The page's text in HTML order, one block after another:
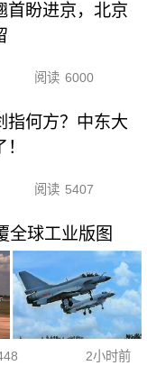
首盼进京，北京
阅读 6000
指何方？中东大
阅读 5407
全球工业版图
2小时前